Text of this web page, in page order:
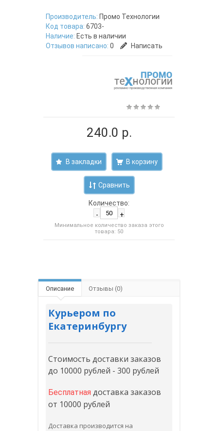
Производитель: Промо Технологии
Код товара: 6703-
Наличие: Есть в наличии
Отзывов написано: 0 Написать
240.0 р.
В закладки
Сравнить
Количество:
-
+
Минимальное количество заказа этого
товара: 50
Описание Отзывы (0)
Курьером по
Екатеринбургу
Стоимость доставки заказов
до 10000 рублей - 300 рублей
Бесплатная доставка заказов
от 10000 рублей
Доставка производится на